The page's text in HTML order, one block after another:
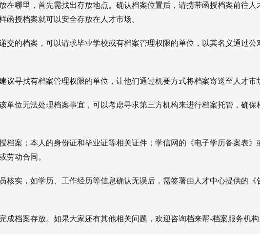
在哪里，首先需找出存放地点。确认档案位置后，请携带函授档案前往人
函授档案就可以安全存放在人才市场。
交的档案，可以请求毕业学校或有档案管理权限的单位，以其名义通过公
议寻找有档案管理权限的单位，让他们通过机要方式将档案寄送至人才市
单位无法处理档案事宜，可以考虑寻求第三方机构来进行档案托管，确保
档案； 本人的身份证和毕业证等相关证件； 学信网的《电子学历备案表》
劳动合同。
核实，如学历、工作经历等信息确认无误后，需签署由人才中心提供的《
成档案存放。如果大家还有其他相关问题，欢迎咨询档来帮-档案服务机构